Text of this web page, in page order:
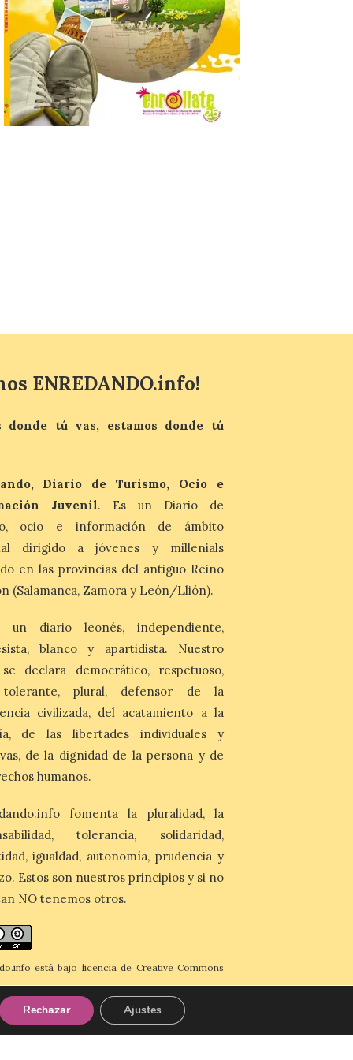
7 Ago 2026
Se trata de un visor web
que permite conocer la
posición exacta del Sol y
así localizar el lugar ideal
para observar el eclipse
solar del 12 de agosto de 2026 sin
obstáculos. El visor es una herramienta a
la […]
total del 12 de agosto.
Dónde alojarse y a qué
León es la provincia más
económica (116€/noche),
pero también una de las
más agotadas: solo un 4%
de alojamientos libres.
Zamora, Palencia y Álava son las
provincias con menos margen: apenas un
1% de los alojamientos siguen libres para
El eclipse genera un boom
de reservas hoteleras y
precios desorbitados,
según SiteMinder
7 Ago 2026
Asturias lidera el impacto
antelación de compra. El
auge de la demanda redefine la
planificación: reservas más anticipadas y
estancias más breves en torno al evento.
Madrid, 7 agosto de […]
ENREDANDO.info!
donde tú vas, estamos donde tú
Diario de Turismo, Ocio e
Juvenil. Es un Diario de
ocio e información de ámbito
dirigido a jóvenes y millenials
en las provincias del antiguo Reino
(Salamanca, Zamora y León/Llión).
un diario leonés, independiente,
blanco y apartidista. Nuestro
declara democrático, respetuoso,
tolerante, plural, defensor de la
civilizada, del acatamiento a la
de las libertades individuales y
de la dignidad de la persona y de
humanos.
fomenta la pluralidad, la
tolerancia, solidaridad,
igualdad, autonomía, prudencia y
Estos son nuestros principios y si no
NO tenemos otros.
está bajo licencia de Creative Commons
CompartirIgual 4.0 Internacional.
Rechazar Ajustes